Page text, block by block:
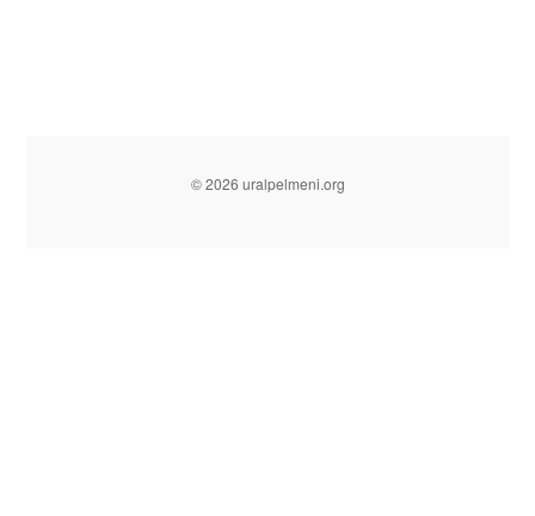
© 2026 uralpelmeni.org